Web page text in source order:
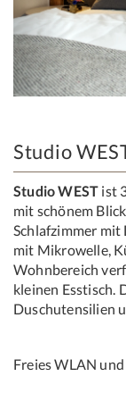
Studio
Studio WEST ist
mit schönem
Schlafzimmer
mit Mikrowelle,
Wohnbereich
kleinen Esstisch.
Duschutensilien
Freies WLAN und